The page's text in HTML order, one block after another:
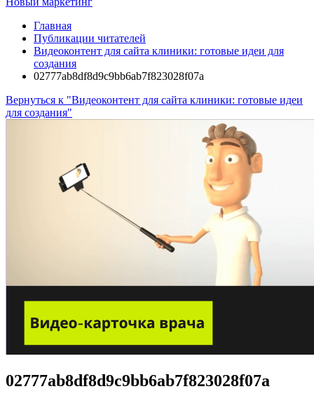
Главная
Публикации читателей
Видеоконтент для сайта клиники: готовые идеи для
создания
02777ab8df8d9c9bb6ab7f823028f07a
Вернуться к "Видеоконтент для сайта клиники: готовые идеи
для создания"
02777ab8df8d9c9bb6ab7f823028f07a